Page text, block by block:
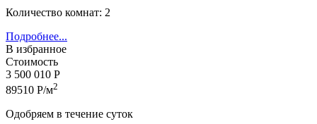
Количество комнат: 2
Подробнее...
В избранное
Стоимость
3 500 010 Р
89510 Р/м2
Одобряем в течение суток